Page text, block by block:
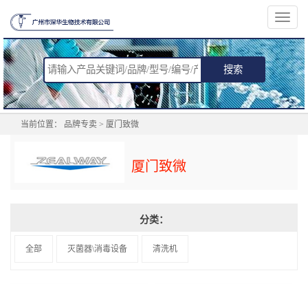
切
换
导
航
搜索
当前位置： 品牌专卖 > 厦门致微
厦门致微
分类：
全部 灭菌器\消毒设备 清洗机